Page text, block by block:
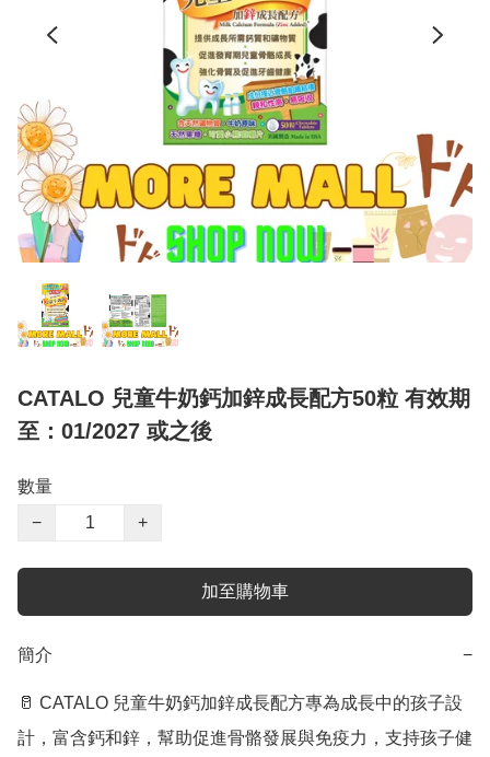
CATALO 兒童牛奶鈣加鋅成長配方50粒 有效期
至：01/2027 或之後
數量
−
+
加至購物車
簡介 −
🥛 CATALO 兒童牛奶鈣加鋅成長配方專為成長中的孩子設
計，富含鈣和鋅，幫助促進骨骼發展與免疫力，支持孩子健